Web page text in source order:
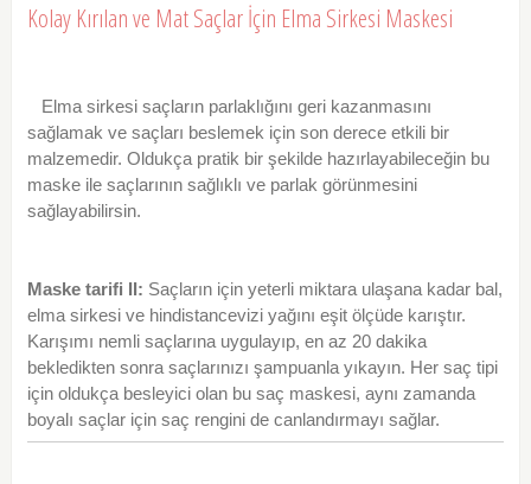
Kolay Kırılan ve Mat Saçlar İçin Elma Sirkesi Maskesi
Elma sirkesi saçların parlaklığını geri kazanmasını
sağlamak ve saçları beslemek için son derece etkili bir
malzemedir. Oldukça pratik bir şekilde hazırlayabileceğin bu
maske ile saçlarının sağlıklı ve parlak görünmesini
sağlayabilirsin.
Maske tarifi II: Saçların için yeterli miktara ulaşana kadar bal,
elma sirkesi ve hindistancevizi yağını eşit ölçüde karıştır.
Karışımı nemli saçlarına uygulayıp, en az 20 dakika
bekledikten sonra saçlarınızı şampuanla yıkayın. Her saç tipi
için oldukça besleyici olan bu saç maskesi, aynı zamanda
boyalı saçlar için saç rengini de canlandırmayı sağlar.